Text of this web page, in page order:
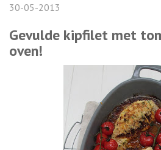
30-05-2013
Gevulde kipfilet met
oven!